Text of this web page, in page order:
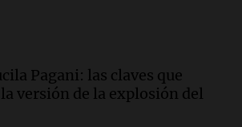
sufre una derrota y
Pagani: las claves que
versión de la explosión del